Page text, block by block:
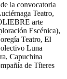
la convocatoria
Teatro,
arte
Escénica),
Teatro, El
Luna
Capuchina
de Títeres